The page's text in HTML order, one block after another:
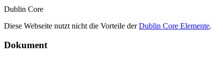
Dublin Core
Diese Webseite nutzt nicht die Vorteile derDublin Core Elemente.
Dokument